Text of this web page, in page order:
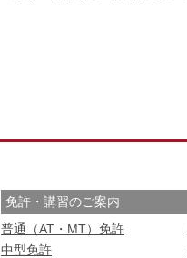
免許・講習のご案内
普通（AT・MT）免許
中型免許